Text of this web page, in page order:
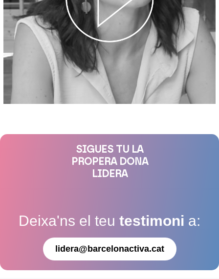
SIGUES TU LA
PROPERA DONA
LIDERA
Deixa'ns el teu testimoni a:
lidera@barcelonactiva.cat